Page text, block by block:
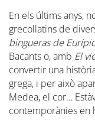
En els últims anys,
grecollatins de
bingueras de
Bacants o, amb El
convertir una
grega, i per això
Medea, el cor…
contemporànies en